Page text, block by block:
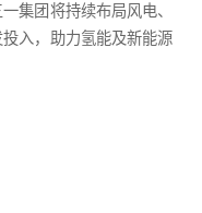
集团将持续布局风电、
入，助力氢能及新能源